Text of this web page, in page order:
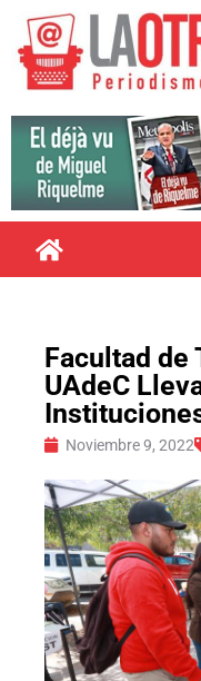
Facultad de
UAdeC
Noviembre 9, 2022